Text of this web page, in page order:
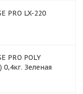
PRO LX-220
PRO POLY
0,4кг. Зеленая